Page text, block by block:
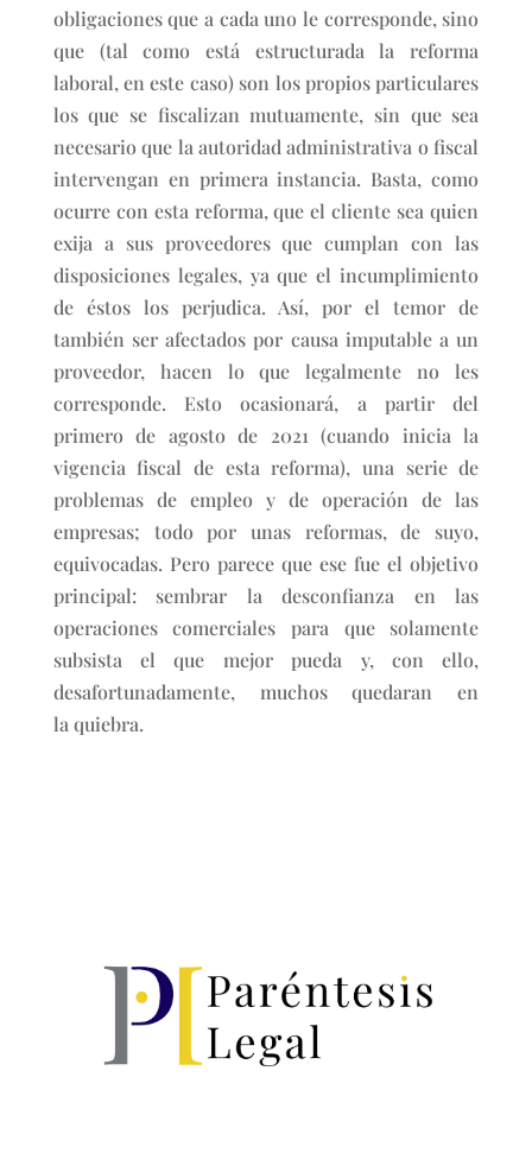
obligaciones que a cada uno le corresponde, sino
que (tal como está estructurada la reforma
laboral, en este caso) son los propios particulares
los que se fiscalizan mutuamente, sin que sea
necesario que la autoridad administrativa o fiscal
intervengan en primera instancia. Basta, como
ocurre con esta reforma, que el cliente sea quien
exija a sus proveedores que cumplan con las
disposiciones legales, ya que el incumplimiento
de éstos los perjudica. Así, por el temor de
también ser afectados por causa imputable a un
proveedor, hacen lo que legalmente no les
corresponde. Esto ocasionará, a partir del
primero de agosto de 2021 (cuando inicia la
vigencia fiscal de esta reforma), una serie de
problemas de empleo y de operación de las
empresas; todo por unas reformas, de suyo,
equivocadas. Pero parece que ese fue el objetivo
principal: sembrar la desconfianza en las
operaciones comerciales para que solamente
subsista el que mejor pueda y, con ello,
desafortunadamente, muchos quedaran en
la quiebra.